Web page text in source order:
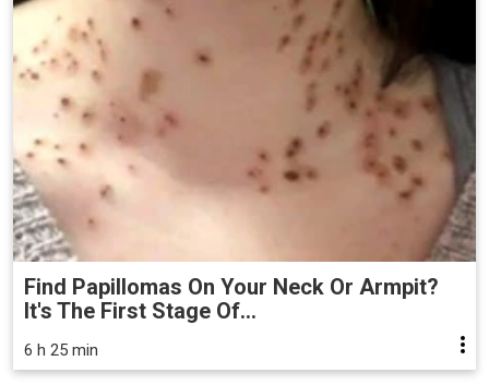
Find Papillomas On Your Neck Or Armpit?
It's The First Stage Of...
6 h 25 min